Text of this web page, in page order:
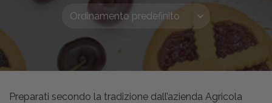
Preparati secondo la tradizione dall’azienda Agricola